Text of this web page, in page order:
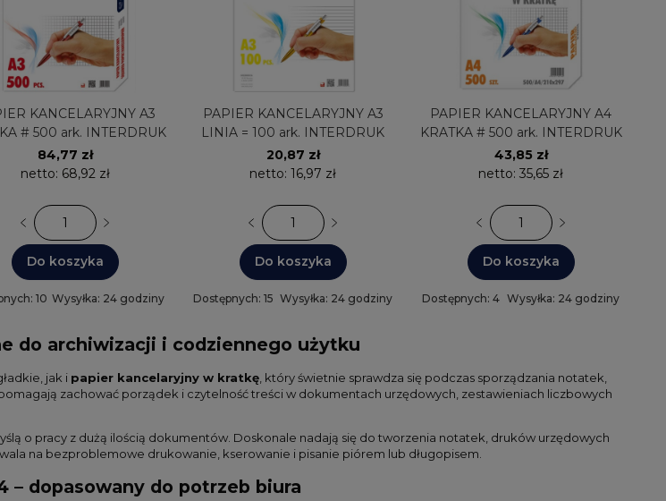
KANCELARYJNY A3
# 500 ark. INTERDRUK
84,77 zł
netto: 68,92 zł
Do koszyka
10 Wysyłka: 24 godziny
PAPIER KANCELARYJNY A3
LINIA = 100 ark. INTERDRUK
20,87 zł
netto: 16,97 zł
Do koszyka
Dostępnych: 15 Wysyłka: 24 godziny
PAPIER KANCELARYJNY A4
KRATKA # 500 ark. INTERDRUK
43,85 zł
netto: 35,65 zł
Do koszyka
Dostępnych: 4 Wysyłka: 24 godziny
do archiwizacji i codziennego użytku
jak i papier kancelaryjny w kratkę , który świetnie sprawdza się podczas sporządzania notatek,
zachować porządek i czytelność treści w dokumentach urzędowych, zestawieniach liczbowych
o pracy z dużą ilością dokumentów. Doskonale nadają się do tworzenia notatek, druków urzędowych
na bezproblemowe drukowanie, kserowanie i pisanie piórem lub długopisem.
– dopasowany do potrzeb biura